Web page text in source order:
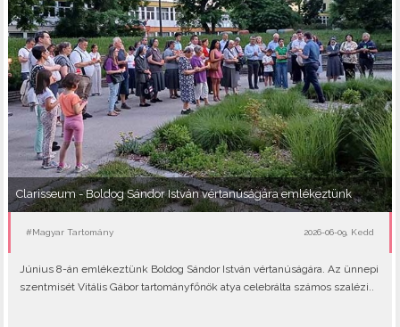
Clarisseum - Boldog Sándor István vértanúságára emlékeztünk
#Magyar Tartomány 2026-06-09, Kedd
Június 8-án emlékeztünk Boldog Sándor István vértanúságára. Az ünnepi
szentmisét Vitális Gábor tartományfőnök atya celebrálta számos szalézi..